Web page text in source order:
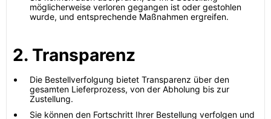
möglicherweise verloren gegangen ist oder gestohlen
wurde, und entsprechende Maßnahmen ergreifen.
2. Transparenz
Die Bestellverfolgung bietet Transparenz über den
gesamten Lieferprozess, von der Abholung bis zur
Zustellung.
Sie können den Fortschritt Ihrer Bestellung verfolgen und